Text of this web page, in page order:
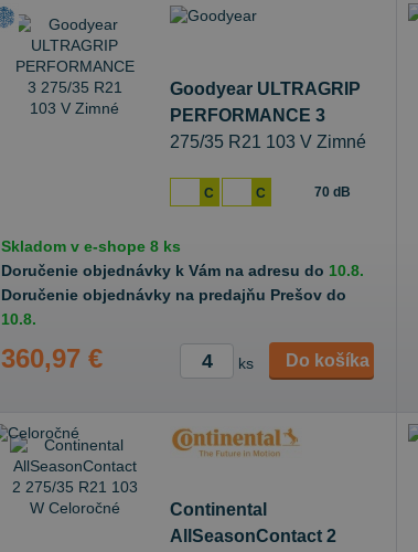
Goodyear ULTRAGRIP
PERFORMANCE 3
275/35 R21 103 V Zimné
C C 70 dB
Skladom v e-shope 8 ks
Doručenie objednávky k Vám na adresu do 10.8.
Doručenie objednávky na predajňu Prešov do
10.8.
360,97 € ks Do košíka
Continental
AllSeasonContact 2